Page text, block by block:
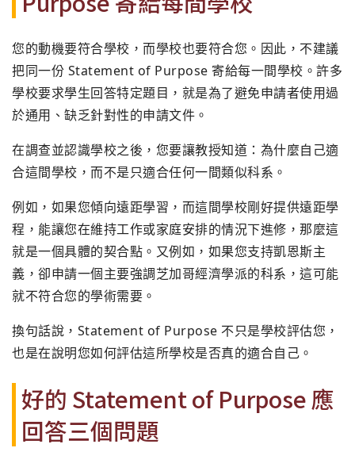
您的動機要符合學校，而學校也要符合您。因此，不建議
把同一份 Statement of Purpose 寄給每一間學校。許多
學校要求學生回答特定題目，就是為了避免申請者使用過
於通用、缺乏針對性的申請文件。
在調查並認識學校之後，您要讓教授知道：為什麼自己適
合這間學校，而不是只適合任何一間類似科系。
例如，如果您傾向遠距學習，而這間學校剛好提供遠距學
程，能讓您在維持工作或家庭安排的情況下進修，那麼這
就是一個具體的契合點。又例如，如果您支持凱恩斯主
義，卻申請一個主要強調芝加哥經濟學派的科系，這可能
就不符合您的學術需要。
換句話說，Statement of Purpose 不只是學校評估您，
也是在說明您如何評估這所學校是否真的適合自己。
好的 Statement of Purpose 應
回答三個問題